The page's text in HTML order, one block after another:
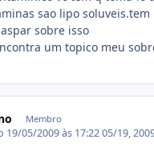
sao lipo
sobre isso
um topico meu
Membro
19/05/2009 às 17:2205/19,